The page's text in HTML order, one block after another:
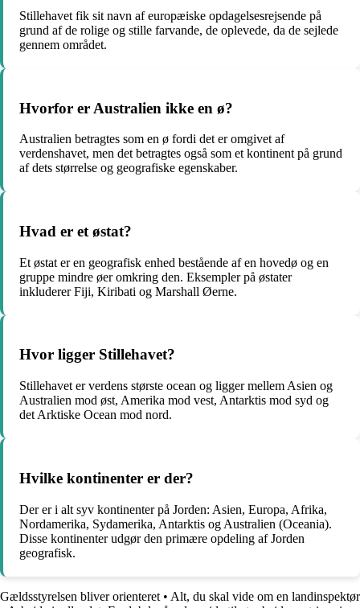
Stillehavet fik sit navn af europæiske opdagelsesrejsende på
grund af de rolige og stille farvande, de oplevede, da de sejlede
gennem området.
Hvorfor er Australien ikke en ø?
Australien betragtes som en ø fordi det er omgivet af
verdenshavet, men det betragtes også som et kontinent på grund
af dets størrelse og geografiske egenskaber.
Hvad er et østat?
Et østat er en geografisk enhed bestående af en hovedø og en
gruppe mindre øer omkring den. Eksempler på østater
inkluderer Fiji, Kiribati og Marshall Øerne.
Hvor ligger Stillehavet?
Stillehavet er verdens største ocean og ligger mellem Asien og
Australien mod øst, Amerika mod vest, Antarktis mod syd og
det Arktiske Ocean mod nord.
Hvilke kontinenter er der?
Der er i alt syv kontinenter på Jorden: Asien, Europa, Afrika,
Nordamerika, Sydamerika, Antarktis og Australien (Oceania).
Disse kontinenter udgør den primære opdeling af Jorden
geografisk.
Gældsstyrelsen bliver orienteret • Alt, du skal vide om en landinspektør